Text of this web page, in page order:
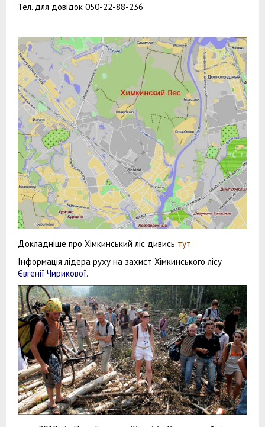
Тел. для довідок 050-22-88-236
Докладніше про Хімкинський ліс дивись тут.
Інформація лідера руху на захист Хімкинського лісу
Євгенії Чирикової.